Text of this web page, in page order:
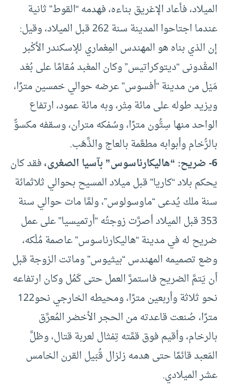
الميلاد، فأعاد الإغريق بناءه، فهدمه “القوط” ثانية
عندما اجتاحوا المدينة سنة 262 قبل الميلاد، وقيل:
إن الذي بناه هو المهندس المِعْماري للإسكندر الأكْبر
المقْدونى “ديتوكراتيس” وكان المعْبد مُقامًا على بُعْد
مَيْل من مدينة “أفسوس” عرضه حوالي خمسين مترًا،
ويزيد طوله على مائة مِتْر، وبه مائة عمود، ارتفاع
الواحد منها سِتُّون مترًا، وسُمْكه متران، وسقفه مكسوٌّ
بالرُّخام وأبوابه مطعَّمة بالعاج والذَّهَب.
6- ضريح: “هاليكارناسوس” بآسيا الصغرى،
فقد كان
يحكم بلاد “كاريا” قبل ميلاد المسيح بحوالي ثلاثمائة
سنة ملك يُدعى “ماوسولوس”، ولمَّا مات حوالي سنة
353 قبل الميلاد أصرَّت زوجتُه “أرتميسيا” على عمل
ضريح له في مدينة “هاليكارناسوس” عاصمة مُلْكه،
وضع تصميمه المهندس “بيثيوس” وماتت الزوجة قبل
أن يَتمَّ الضريح فاستمرَّ العمل حتى كَمُل وكان ارتفاعه
نحو ثلاثة وأربعين مترًا، ومحيطه الخارجي نحو122
مترًا، صُنعت قاعدته من الحجر الأخضر المُعرَّق
بالرخام، وأقيم فوق قمَّته تِمْثال لعربة قتال، وظلَّ
المَعبد قائمًا حتى هدمه زلزال قُبَيل القرن الخامس
عشر الميلادي.